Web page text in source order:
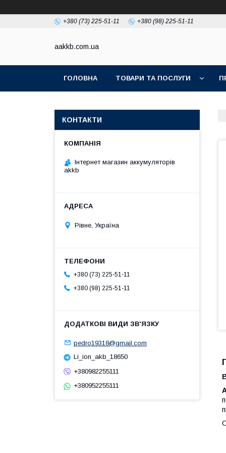
+380 (73) 225-51-11 +380 (98) 225-51-11
aakkb.com.ua
ГОЛОВНА ТОВАРИ ТА ПОСЛУГИ
КОНТАКТИ
Інтернет магазин аккумуляторів
akkb
Рівне, Україна
+380 (73) 225-51-11
+380 (98) 225-51-11
pedro19318@gmail.com
Li_ion_akb_18650
+380982255111
+380952255111